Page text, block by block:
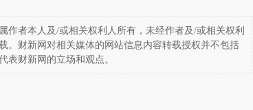
作者本人及/或相关权利人所有，未经作者及/或相关权利
。财新网对相关媒体的网站信息内容转载授权并不包括
表财新网的立场和观点。